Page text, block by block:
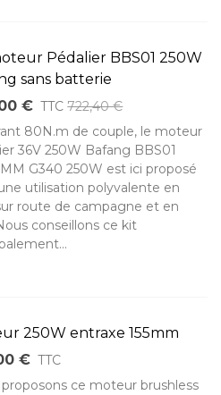
Pédalier BBS01 250W
sans batterie
€ TTC 722,40 €
80N.m de couple, le moteur
36V 250W Bafang BBS01
MM G340 250W est ici proposé
utilisation polyvalente en
route de campagne et en
conseillons ce kit
250W entraxe 155mm
€ TTC
proposons ce moteur brushless